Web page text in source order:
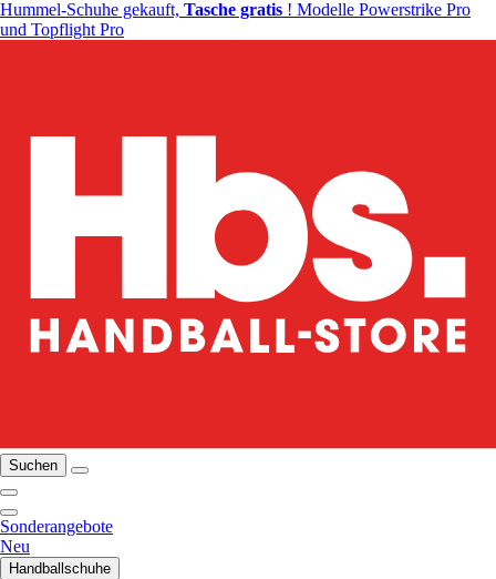
Hummel-Schuhe gekauft, Tasche gratis ! Modelle Powerstrike Pro
und Topflight Pro
Suchen
Sonderangebote
Neu
Handballschuhe